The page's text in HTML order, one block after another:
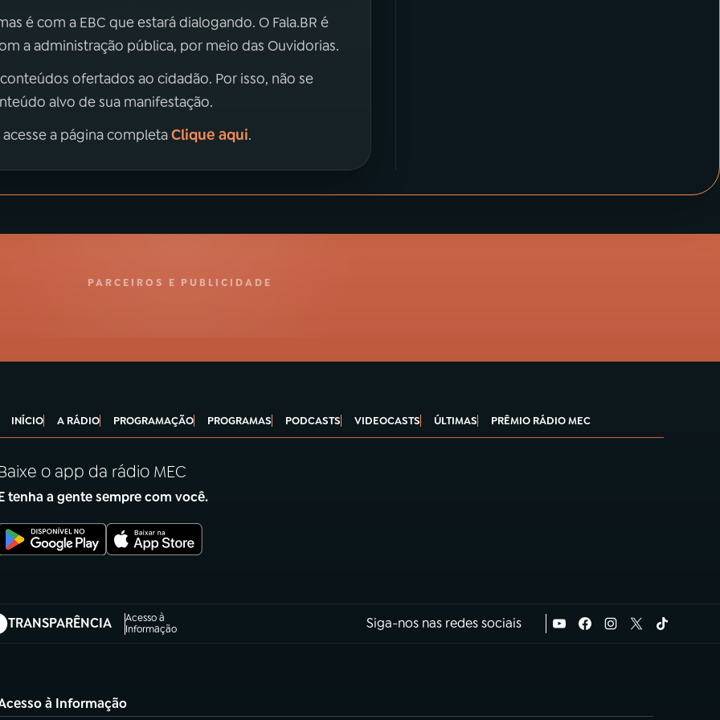
é com a EBC que estará dialogando. O Fala.BR é
a administração pública, por meio das Ouvidorias.
ofertados ao cidadão. Por isso, não se
alvo de sua manifestação.
a página completaClique aqui.
PARCEIROS E PUBLICIDADE
INÍCIO A RÁDIO PROGRAMAÇÃO PROGRAMAS PODCASTS VIDEOCASTS ÚLTIMAS PRÊMIO RÁDIO MEC
o app da rádio MEC
tenha a gente sempre com você.
TRANSPARÊNCIA
Acesso à
Informação
em nova aba) Siga-nos nas redes sociais
à Informação